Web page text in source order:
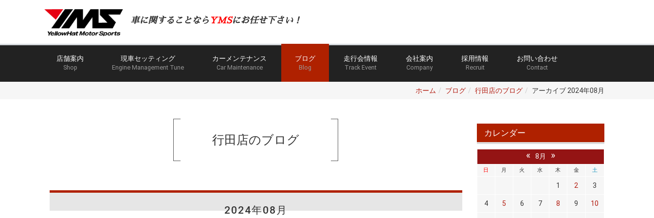
車に関することなら YMSにお任せ下さい！
店舗案内
Shop
現車セッティング
Engine Management Tune
カーメンテナンス
Car Maintenance
ブログ
Blog
走行会情報
Track Event
会社案内
Company
採用情報
Recruit
お問い合わせ
Contact
ホーム ブログ 行田店のブログ アーカイブ 2024年08月
行田店のブログ
2024年08月
カレンダー
« 8月 »
日 月 火 水 木 金 土
1 2 3
4 5 6 7 8 9 10